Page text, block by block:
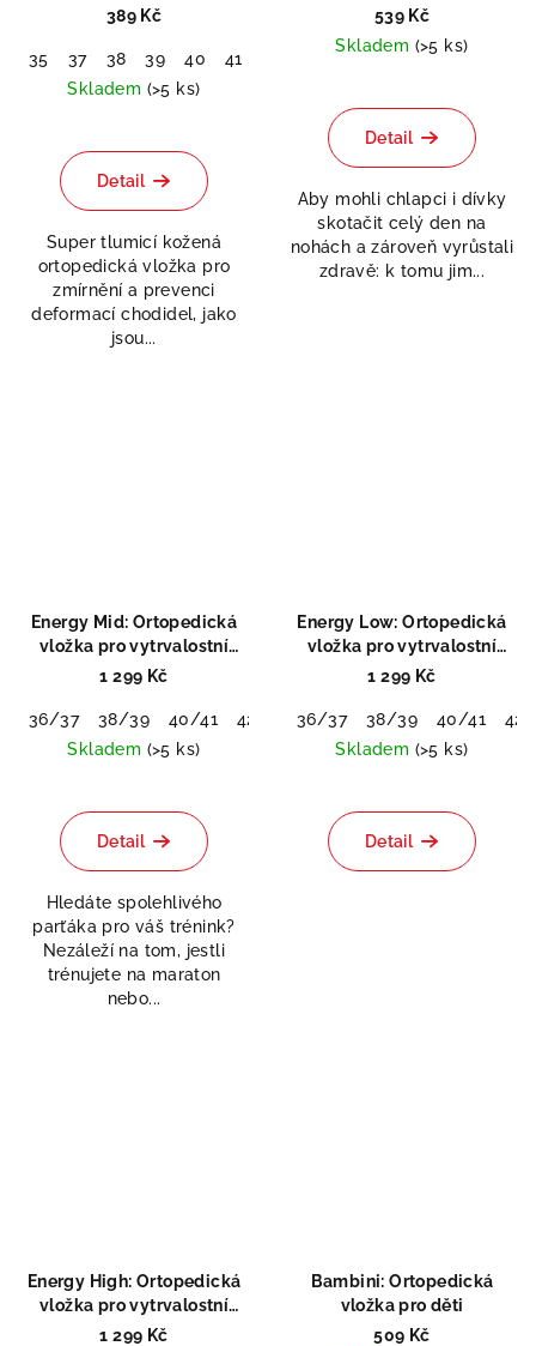
389 Kč
35 37 38 39 40 41
Skladem (>5 ks)
hodnocení
produktu
z
5
hvězdiček.
Detail
Super tlumicí kožená
ortopedická vložka pro
zmírnění a prevenci
deformací chodidel, jako
jsou...
539 Kč
Skladem (>5 ks)
hodnocení
produktu
z
5
hvězdiček.
Detail
Aby mohli chlapci i dívky
skotačit celý den na
nohách a zároveň vyrůstali
zdravě: k tomu jim...
Energy Mid: Ortopedická
vložka pro vytrvalostní
sporty
1 299 Kč
36/37 38/39 40/41 42/43 44/45
46/48
Skladem (>5 ks)
hodnocení
produktu
z
5
hvězdiček.
Detail
Hledáte spolehlivého
parťáka pro váš trénink?
Nezáleží na tom, jestli
trénujete na maraton
nebo...
Energy Low: Ortopedická
vložka pro vytrvalostní
sporty
1 299 Kč
36/37 38/39 40/41
42/
Skladem (>5 ks)
Detail
Energy High: Ortopedická
vložka pro vytrvalostní
sporty
1 299 Kč
Bambini: Ortopedická
vložka pro děti
509 Kč
Odeslat
Powered by chaterimo